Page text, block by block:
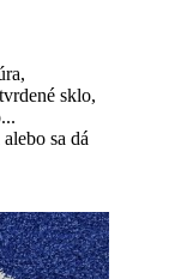
sklo,
sa dá